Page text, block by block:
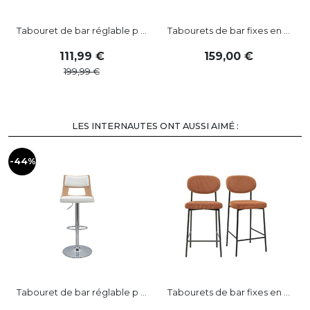
Tabouret de bar réglable p ...
111,99
199,99
Tabourets de bar fixes en ...
159,00
LES INTERNAUTES ONT AUSSI AIMÉ :
-44%
Tabouret de bar réglable p ... Tabourets de bar fixes en ...